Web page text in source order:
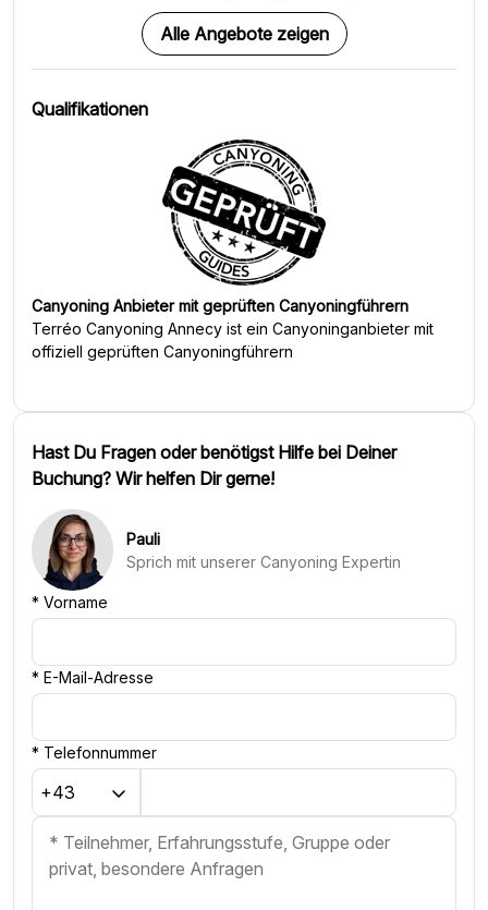
Alle Angebote zeigen
Qualifikationen
Canyoning Anbieter mit geprüften Canyoningführern
Terréo Canyoning Annecy ist ein Canyoninganbieter mit
offiziell geprüften Canyoningführern
Hast Du Fragen oder benötigst Hilfe bei Deiner
Buchung? Wir helfen Dir gerne!
Pauli
Sprich mit unserer Canyoning Expertin
* Vorname
* E-Mail-Adresse
* Telefonnummer